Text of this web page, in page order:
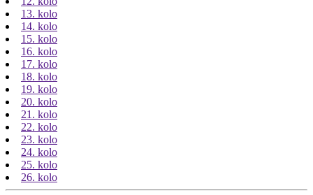
13. kolo
14. kolo
15. kolo
16. kolo
17. kolo
18. kolo
19. kolo
20. kolo
21. kolo
22. kolo
23. kolo
24. kolo
25. kolo
26. kolo